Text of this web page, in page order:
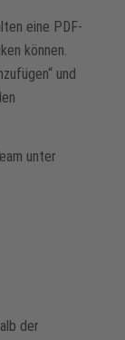
eine PDF-
können.
und
unter
der